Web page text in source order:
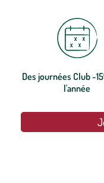
Des journées Club -
l'année